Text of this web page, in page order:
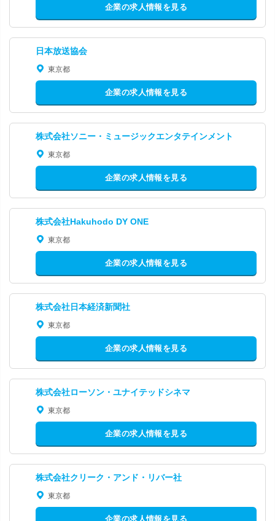
企業の求人情報を見る
日本放送協会
東京都
企業の求人情報を見る
株式会社ソニー・ミュージックエンタテインメント
東京都
企業の求人情報を見る
株式会社Hakuhodo DY ONE
東京都
企業の求人情報を見る
株式会社日本経済新聞社
東京都
企業の求人情報を見る
株式会社ローソン・ユナイテッドシネマ
東京都
企業の求人情報を見る
株式会社クリーク・アンド・リバー社
東京都
企業の求人情報を見る